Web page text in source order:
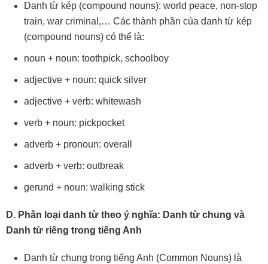
Danh từ kép (compound nouns): world peace, non-stop
train, war criminal,… Các thành phần của danh từ kép
(compound nouns) có thể là:
noun + noun: toothpick, schoolboy
adjective + noun: quick silver
adjective + verb: whitewash
verb + noun: pickpocket
adverb + pronoun: overall
adverb + verb: outbreak
gerund + noun: walking stick
D. Phân loại danh từ theo ý nghĩa: Danh từ chung và
Danh từ riêng trong tiếng Anh
Danh từ chung trong tiếng Anh (Common Nouns) là